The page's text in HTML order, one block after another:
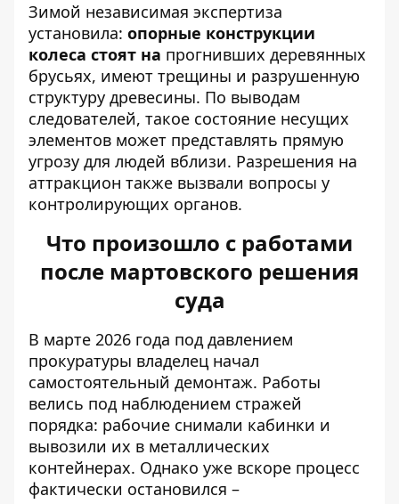
Зимой независимая экспертиза
установила: опорные конструкции
колеса стоят на прогнивших деревянных
брусьях, имеют трещины и разрушенную
структуру древесины. По выводам
следователей, такое состояние несущих
элементов может представлять прямую
угрозу для людей вблизи. Разрешения на
аттракцион также вызвали вопросы у
контролирующих органов.
Что произошло с работами
после мартовского решения
суда
В марте 2026 года под давлением
прокуратуры владелец начал
самостоятельный демонтаж. Работы
велись под наблюдением стражей
порядка: рабочие снимали кабинки и
вывозили их в металлических
контейнерах. Однако уже вскоре процесс
фактически остановился –